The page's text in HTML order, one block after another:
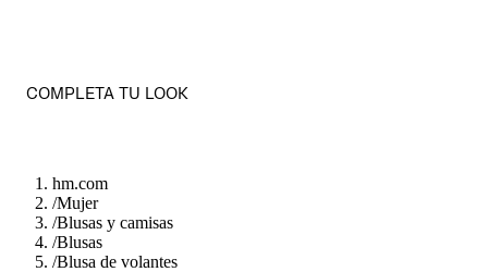
COMPLETA TU LOOK
hm.com
/Mujer
/Blusas y camisas
/Blusas
/Blusa de volantes